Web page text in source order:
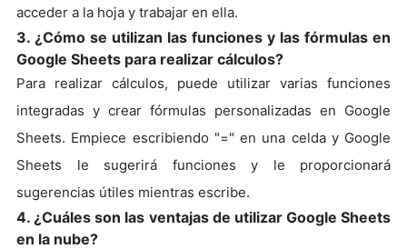
acceder a la hoja y trabajar en ella.
3. ¿Cómo se utilizan las funciones y las fórmulas en
Google Sheets para realizar cálculos?
Para realizar cálculos, puede utilizar varias funciones
integradas y crear fórmulas personalizadas en Google
Sheets. Empiece escribiendo "=" en una celda y Google
Sheets le sugerirá funciones y le proporcionará
sugerencias útiles mientras escribe.
4. ¿Cuáles son las ventajas de utilizar Google Sheets
en la nube?